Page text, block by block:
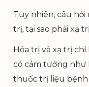
Tuy nhiên, câu hỏi
trị, tại sao phải xạ
Hóa trị và xạ trị
có cảm tưởng như
thuốc trị liệu bệnh